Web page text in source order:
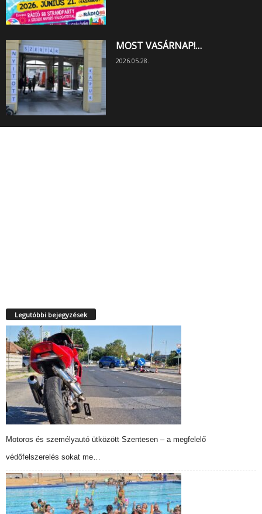
MOST VASÁRNAP!…
2026.05.28.
Legutóbbi bejegyzések
Motoros és személyautó ütközött Szentesen – a megfelelő
védőfelszerelés sokat me…